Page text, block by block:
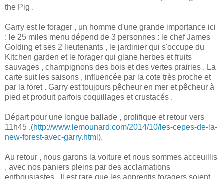
the Pig .
Garry est le forager , un homme d'une grande importance ici
: le 25 miles menu dépend de 3 personnes : le chef James
Golding et ses 2 lieutenants , le jardinier qui s'occupe du
Kitchen garden et le forager qui glane herbes et fruits
sauvages , champignons des bois et des vertes prairies . La
carte suit les saisons , influencée par la cote très proche et
par la foret . Garry est toujours pêcheur en mer et pêcheur à
pied et produit parfois coquillages et crustacés .
Départ pour une longue ballade , prolifique et retour vers
11h45 .(http://www.lemounard.com/2014/10/les-cepes-de-la-
new-forest-avec-garry.html ).
Au retour , nous garons la voiture et nous sommes acceuillis
, avec nos paniers pleins par des acclamations
enthousiastes . Il est rare que les apprentis foragers soient